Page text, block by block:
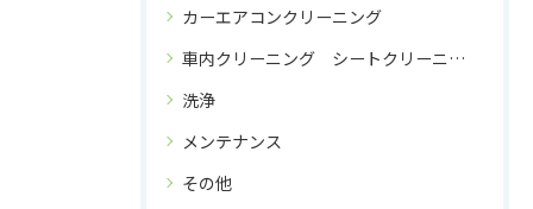
カーエアコンクリーニング
車内クリーニング シートクリーニング
洗浄
メンテナンス
その他